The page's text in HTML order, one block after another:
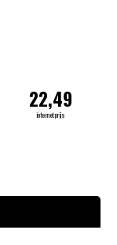
22,49
internetprijs